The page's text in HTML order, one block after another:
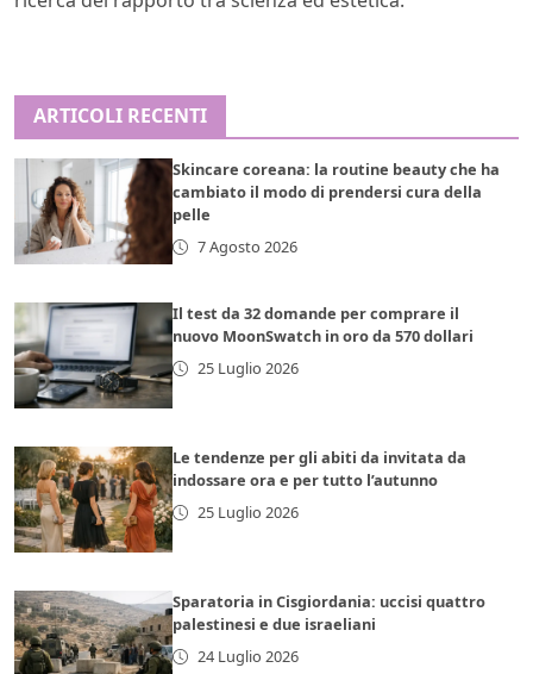
ARTICOLI RECENTI
Skincare coreana: la routine beauty che ha
cambiato il modo di prendersi cura della
pelle
7 Agosto 2026
Il test da 32 domande per comprare il
nuovo MoonSwatch in oro da 570 dollari
25 Luglio 2026
Le tendenze per gli abiti da invitata da
indossare ora e per tutto l’autunno
25 Luglio 2026
Sparatoria in Cisgiordania: uccisi quattro
palestinesi e due israeliani
24 Luglio 2026